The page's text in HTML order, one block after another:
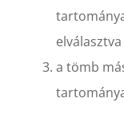
elválasztva
a tömb